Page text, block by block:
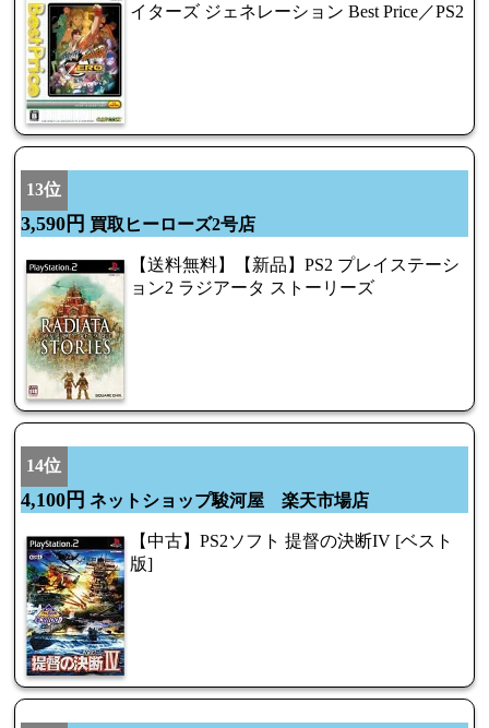
イターズ ジェネレーション Best Price／PS2
13位
3,590円 買取ヒーローズ2号店
【送料無料】【新品】PS2 プレイステーシ
ョン2 ラジアータ ストーリーズ
14位
4,100円 ネットショップ駿河屋 楽天市場店
【中古】PS2ソフト 提督の決断IV [ベスト
版]